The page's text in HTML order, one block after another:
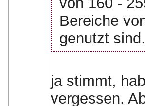
Bereiche
genutzt sind.
ja stimmt,
vergessen.